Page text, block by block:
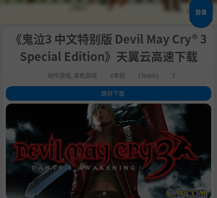
登录
《鬼泣3 中文特别版 Devil May Cry® 3
Special Edition》天翼云高速下载
动作游戏 单机游戏 4年前 Chobits 7
跳转下载
1.关于这款游戏
3. 系统需求
4.支持作者
通用教程
学习版下载